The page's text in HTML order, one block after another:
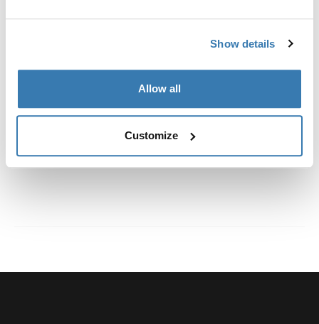
Show details
Allow all
Customize
Toggle techspec
Especificaciones técnicas
Toggle guides and instructions